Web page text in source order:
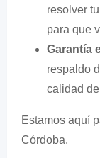
resolver
para que
Garantía
respaldo
calidad
Estamos aquí
Córdoba.